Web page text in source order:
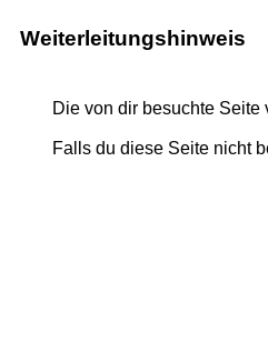
Weiterleitungshinweis
Die von dir besuchte Seite
Falls du diese Seite nicht